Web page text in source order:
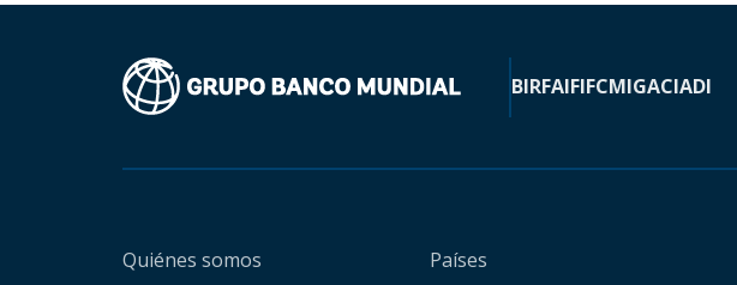
BIRFAIFIFCMIGACIADI
Quiénes somos Países